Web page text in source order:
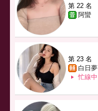
第 22 名
阿蠻
第 23 名
白日夢
忙線中